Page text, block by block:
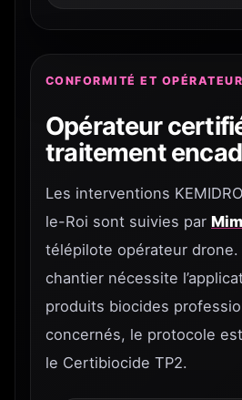
CONFORMITÉ ET OPÉRATEUR
Opérateur
traitement
Les interventions
le-Roi sont suivies par
télépilote opérateur drone.
chantier nécessite
produits biocides
concernés, le protocole
le Certibiocide TP2.